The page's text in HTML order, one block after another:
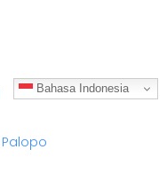
Bahasa Indonesia